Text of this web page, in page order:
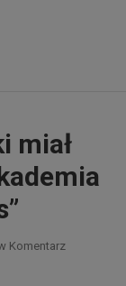
miał
Komentarz